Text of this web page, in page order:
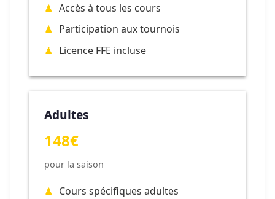
Accès à tous les cours
Participation aux tournois
Licence FFE incluse
Adultes
148€
pour la saison
Cours spécifiques adultes